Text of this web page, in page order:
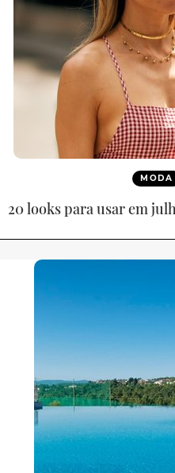
MODA
20 looks para usar em